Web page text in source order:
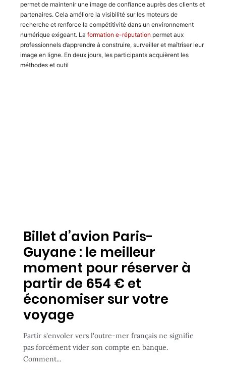
permet de maintenir une image de confiance auprès des clients et
partenaires. Cela améliore la visibilité sur les moteurs de
recherche et renforce la compétitivité dans un environnement
numérique exigeant. La formation e-réputation permet aux
professionnels d’apprendre à construire, surveiller et maîtriser leur
image en ligne. En deux jours, les participants acquièrent les
méthodes et outil
Billet d’avion Paris-
Guyane : le meilleur
moment pour réserver à
partir de 654 € et
économiser sur votre
voyage
Partir s'envoler vers l'outre-mer français ne signifie
pas forcément vider son compte en banque.
Comment...